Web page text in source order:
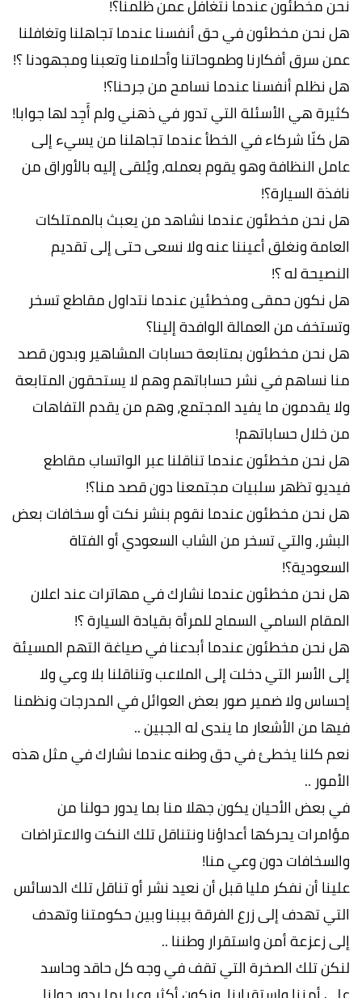
نحن مخطئون عندما نتغافل عمن ظلمنا؟!
هل نحن مخطئون في حق أنفسنا عندما تجاهلنا وتغافلنا
عمن سرق أفكارنا وطموحاتنا وأحلامنا وتعبنا ومجهودنا ؟!
هل نظلم أنفسنا عندما نسامح من جرحنا؟!
كثيرة هي الأسئلة التي تدور في ذهني ولم أَجِد لها جوابا!
هل كنّا شركاء في الخطأ عندما تجاهلنا من يسيء إلى
عامل النظافة وهو يقوم بعمله، ويُلقى إليه بالأوراق من
نافذة السيارة؟!
هل نحن مخطئون عندما نشاهد من يعبث بالممتلكات
العامة ونغلق أعيننا عنه ولا نسعى حتى إلى تقديم
النصيحة له ؟!
هل نكون حمقى ومخطئين عندما نتداول مقاطع تسخر
وتستخف من العمالة الوافدة إلينا؟
هل نحن مخطئون بمتابعة حسابات المشاهير وبدون قصد
منا نساهم في نشر حساباتهم وهم لا يستحقون المتابعة
ولا يقدمون ما يفيد المجتمع، وهم من يقدم التفاهات
من خلال حساباتهم!
هل نحن مخطئون عندما تناقلنا عبر الواتساب مقاطع
فيديو تظهر سلبيات مجتمعنا دون قصد منا؟!
هل نحن مخطئون عندما نقوم بنشر نكت أو سخافات بعض
البشر، والتي تسخر من الشاب السعودي أو الفتاة
السعودية؟!
هل نحن مخطئون عندما نشارك في مهاترات عند اعلان
المقام السامي السماح للمرأة بقيادة السيارة ؟!
هل نحن مخطئون عندما أبدعنا في صياغة التهم المسيئة
إلى الأسر التي دخلت إلى الملاعب وتناقلنا بلا وعي ولا
إحساس ولا ضمير صور بعض العوائل في المدرجات ونظمنا
فيها من الأشعار ما يندى له الجبين ..
نعم كلنا يخطئ في حق وطنه عندما نشارك في مثل هذه
الأمور ..
في بعض الأحيان يكون جهلا منا بما يدور حولنا من
مؤامرات يحركها أعداؤنا ونتناقل تلك النكت والاعتراضات
والسخافات دون وعي منا!
علينا أن نفكر مليا قبل أن نعيد نشر أو تناقل تلك الدسائس
التي تهدف إلى زرع الفرقة بيبنا وبين حكومتنا وتهدف
إلى زعزعة أمن واستقرار وطننا ..
لنكن تلك الصخرة التي تقف في وجه كل حاقد وحاسد